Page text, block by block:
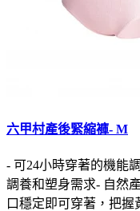
六甲村產後緊縮褲- M
- 可24小時穿著的機能
調養和塑身需求- 自然
口穩定即可穿著，把